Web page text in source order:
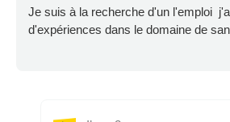
Je suis à la recherche d'un l'emploi
d'expériences dans le domaine de